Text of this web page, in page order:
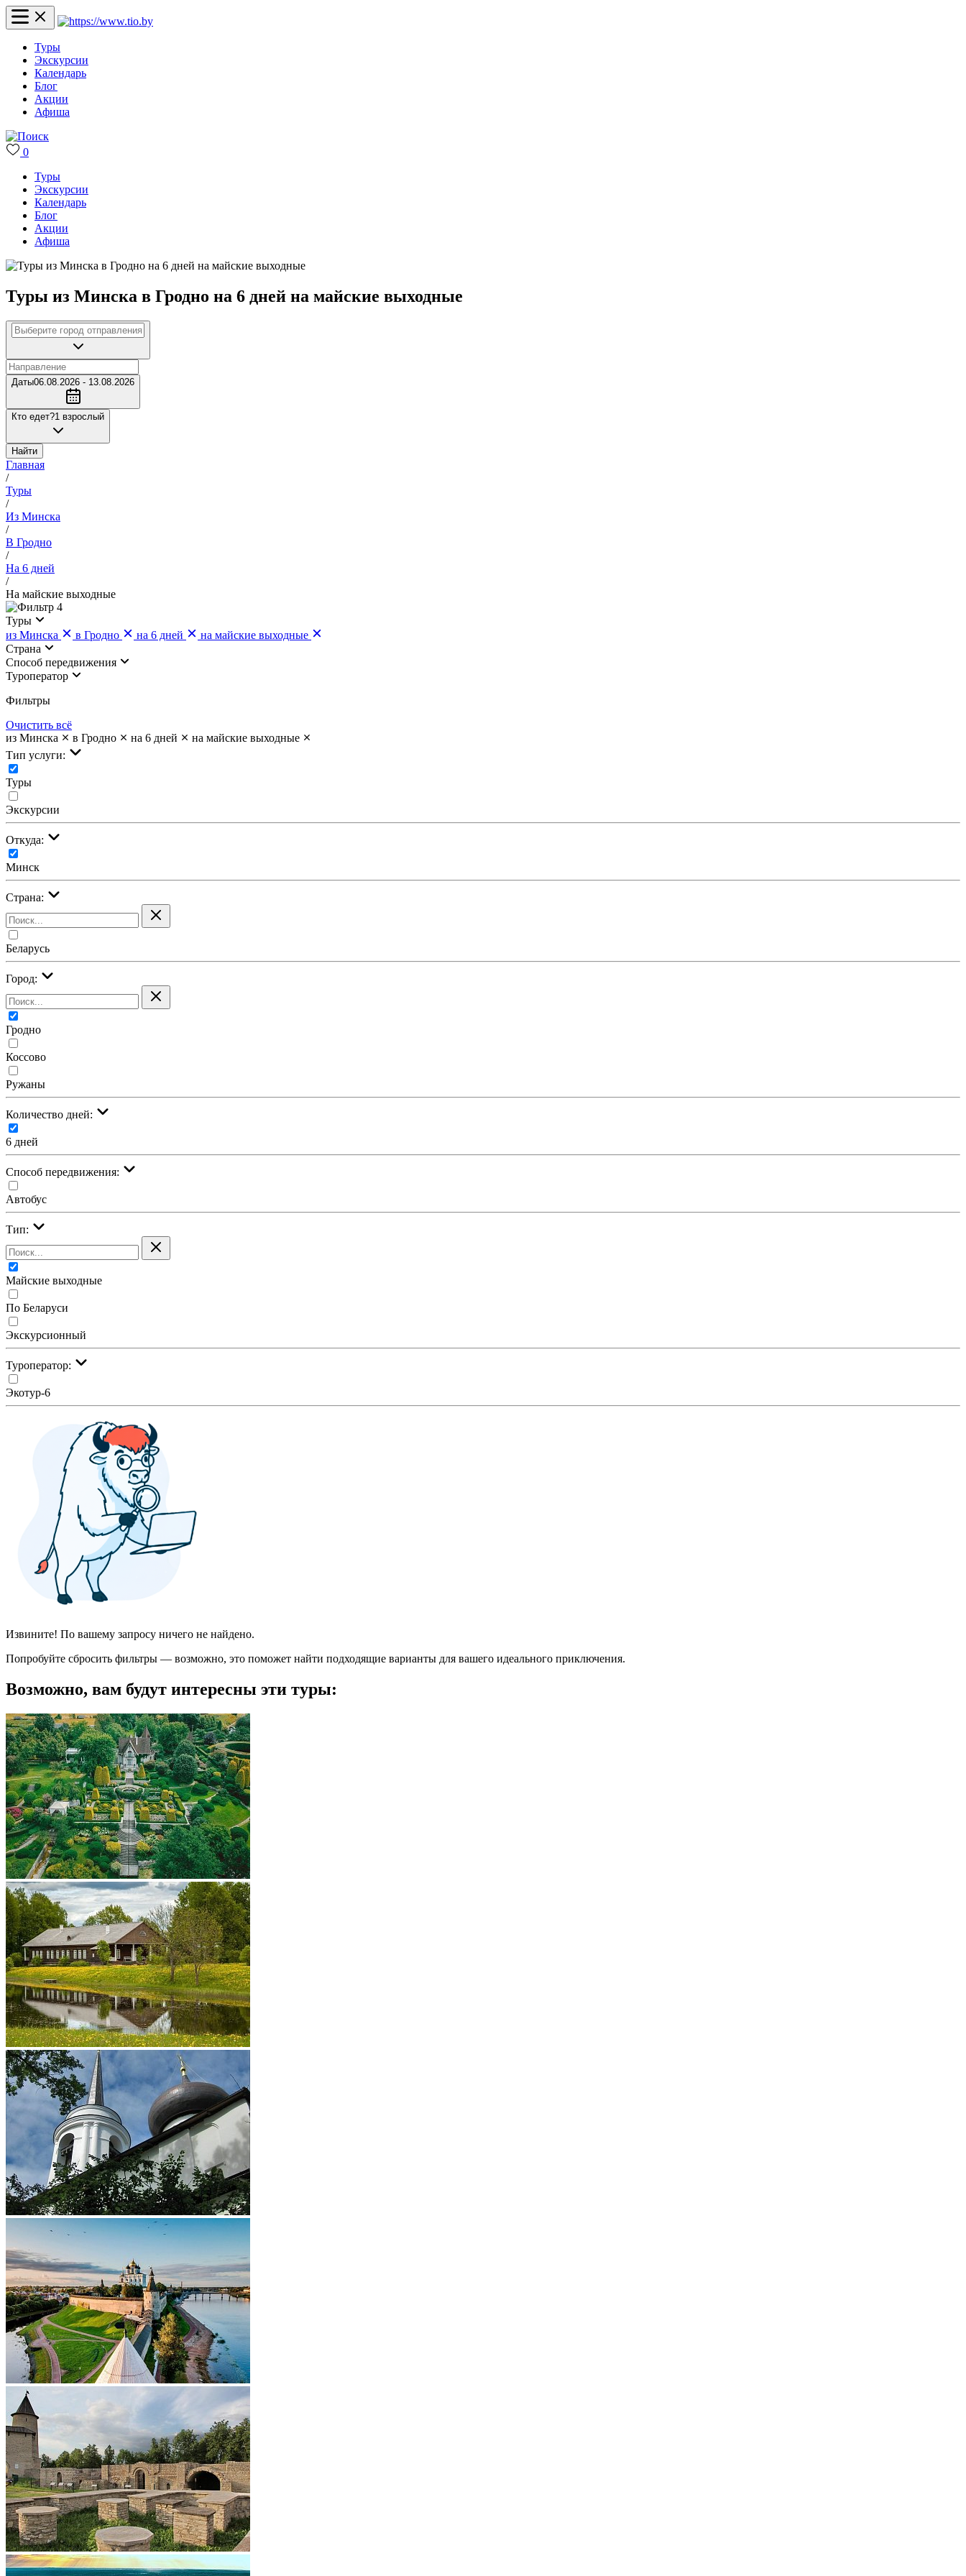
Туры
Экскурсии
Календарь
Блог
Акции
Афиша
0
Туры
Экскурсии
Календарь
Блог
Акции
Афиша
Туры из Минска в Гродно на 6 дней на майские выходные
Даты06.08.2026 - 13.08.2026
Кто едет?1 взрослый
Найти
Главная
/
Туры
/
Из Минска
/
В Гродно
/
На 6 дней
/
На майские выходные
4
Туры
из Минска
в Гродно на 6 дней
на майские выходные
Страна
Cпособ передвижения
Туроператор
Фильтры
Очистить всё
из Минска
в Гродно на 6 дней
на майские выходные
Тип услуги:
Туры
Экскурсии
Откуда:
Минск
Страна:
Беларусь
Город:
Гродно
Коссово
Ружаны
Количество дней:
6 дней
Cпособ передвижения:
Автобус
Тип:
Майские выходные
По Беларуси
Экскурсионный
Туроператор:
Экотур-6
Извините! По вашему запросу ничего не найдено.
Попробуйте сбросить фильтры — возможно, это поможет найти подходящие варианты для вашего идеального приключения.
Возможно, вам будут интересны эти туры: